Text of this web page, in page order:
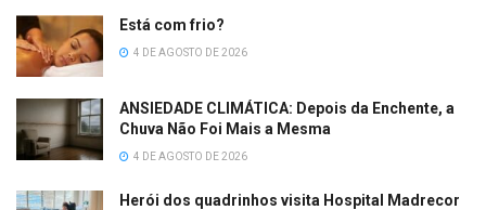
Está com frio?
4 DE AGOSTO DE 2026
ANSIEDADE CLIMÁTICA: Depois da Enchente, a
Chuva Não Foi Mais a Mesma
4 DE AGOSTO DE 2026
Herói dos quadrinhos visita Hospital Madrecor